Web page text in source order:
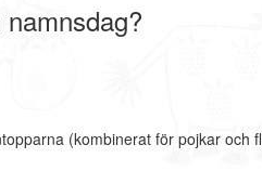
(kombinerat för pojkar och